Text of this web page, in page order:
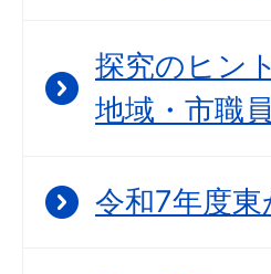
探究のヒン
地域・市職
令和7年度